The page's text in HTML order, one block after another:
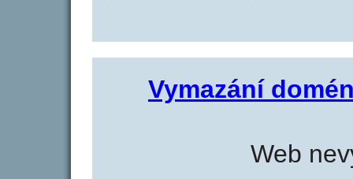
Vymazání
Web